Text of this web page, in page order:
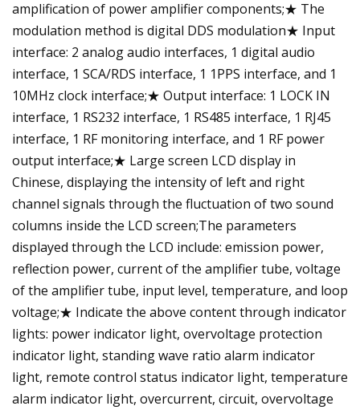
amplification of power amplifier components;★ The
modulation method is digital DDS modulation★ Input
interface: 2 analog audio interfaces, 1 digital audio
interface, 1 SCA/RDS interface, 1 1PPS interface, and 1
10MHz clock interface;★ Output interface: 1 LOCK IN
interface, 1 RS232 interface, 1 RS485 interface, 1 RJ45
interface, 1 RF monitoring interface, and 1 RF power
output interface;★ Large screen LCD display in
Chinese, displaying the intensity of left and right
channel signals through the fluctuation of two sound
columns inside the LCD screen;The parameters
displayed through the LCD include: emission power,
reflection power, current of the amplifier tube, voltage
of the amplifier tube, input level, temperature, and loop
voltage;★ Indicate the above content through indicator
lights: power indicator light, overvoltage protection
indicator light, standing wave ratio alarm indicator
light, remote control status indicator light, temperature
alarm indicator light, overcurrent, circuit, overvoltage